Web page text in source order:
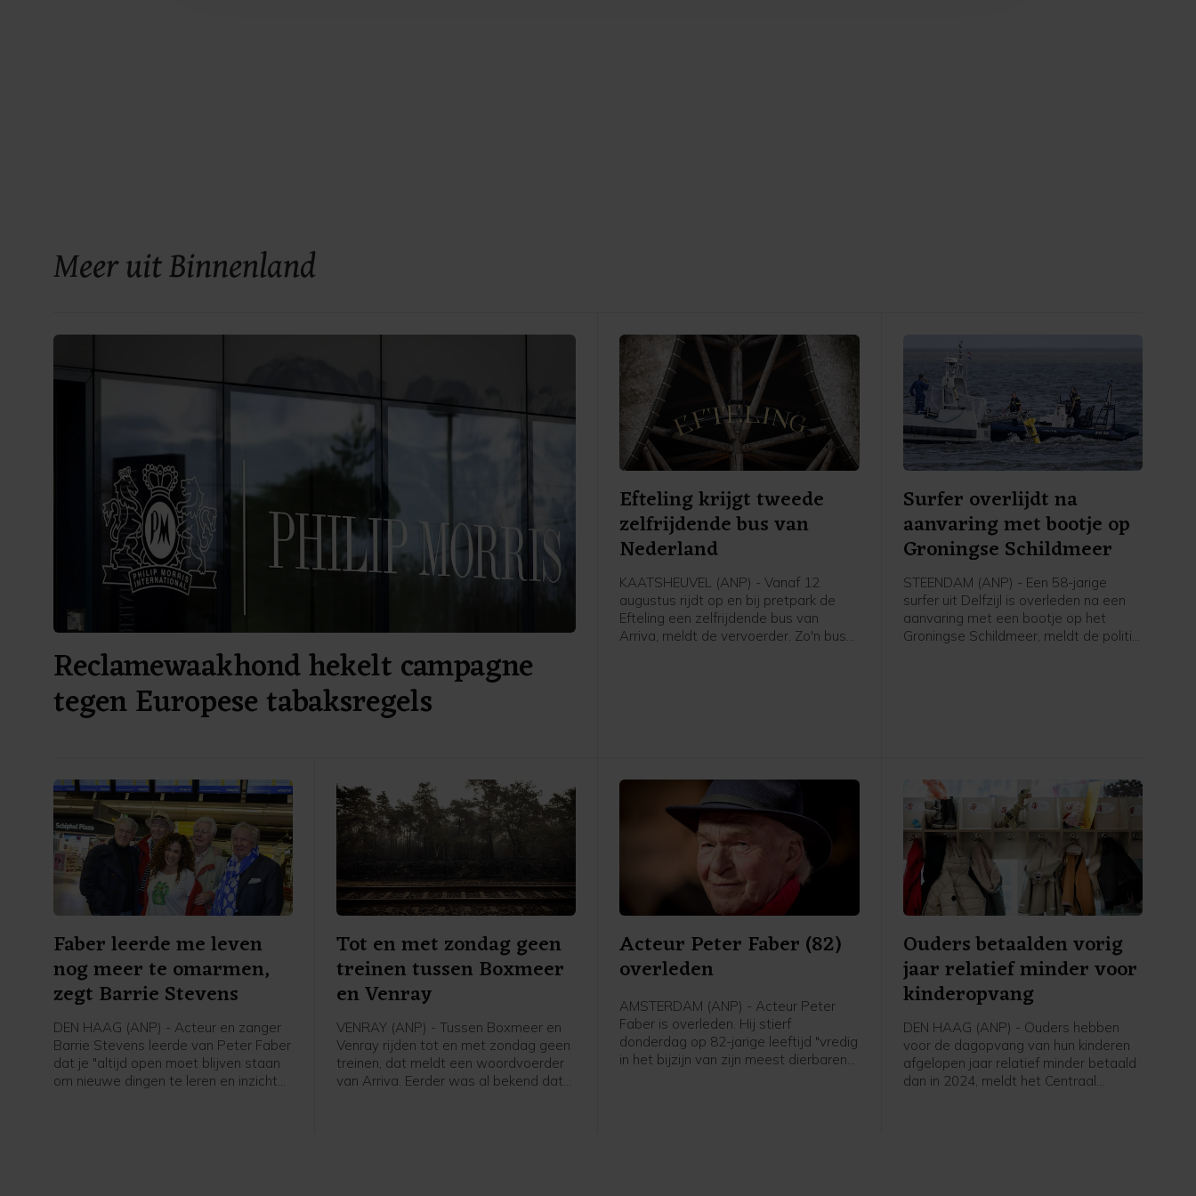
Meer uit Binnenland
Reclamewaakhond hekelt campagne
tegen Europese tabaksregels
Efteling krijgt tweede
zelfrijdende bus van
Nederland
KAATSHEUVEL (ANP) - Vanaf 12
augustus rijdt op en bij pretpark de
Efteling een zelfrijdende bus van
Arriva, meldt de vervoerder. Zo'n bus
Surfer overlijdt na
aanvaring met bootje op
Groningse Schildmeer
STEENDAM (ANP) - Een 58-jarige
surfer uit Delfzijl is overleden na een
aanvaring met een bootje op het
Groningse Schildmeer, meldt de politie.
Faber leerde me leven
nog meer te omarmen,
zegt Barrie Stevens
DEN HAAG (ANP) - Acteur en zanger
Barrie Stevens leerde van Peter Faber
dat je "altijd open moet blijven staan
om nieuwe dingen te leren en inzichten
Tot en met zondag geen
treinen tussen Boxmeer
en Venray
VENRAY (ANP) - Tussen Boxmeer en
Venray rijden tot en met zondag geen
treinen, dat meldt een woordvoerder
van Arriva. Eerder was al bekend dat
Acteur Peter Faber (82)
overleden
AMSTERDAM (ANP) - Acteur Peter
Faber is overleden. Hij stierf
donderdag op 82-jarige leeftijd "vredig
in het bijzijn van zijn meest dierbaren",
Ouders betaalden vorig
jaar relatief minder voor
kinderopvang
DEN HAAG (ANP) - Ouders hebben
voor de dagopvang van hun kinderen
afgelopen jaar relatief minder betaald
dan in 2024, meldt het Centraal